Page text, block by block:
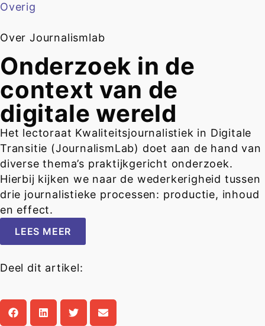
Overig
Over Journalismlab
Onderzoek in de
context van de
digitale wereld
Het lectoraat Kwaliteitsjournalistiek in Digitale
Transitie (JournalismLab) doet aan de hand van
diverse thema’s praktijkgericht onderzoek.
Hierbij kijken we naar de wederkerigheid tussen
drie journalistieke processen: productie, inhoud
en effect.
LEES MEER
Deel dit artikel: